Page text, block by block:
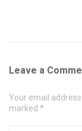
Leave a
Your email
marked *